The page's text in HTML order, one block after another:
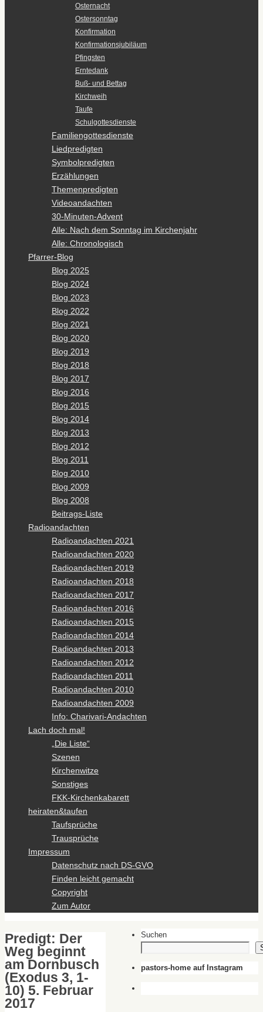
Osternacht
Ostersonntag
Konfirmation
Konfirmationsjubiläum
Pfingsten
Erntedank
Buß- und Bettag
Kirchweih
Taufe
Schulgottesdienste
Familiengottesdienste
Liedpredigten
Symbolpredigten
Erzählungen
Themenpredigten
Videoandachten
30-Minuten-Advent
Alle: Nach dem Sonntag im Kirchenjahr
Alle: Chronologisch
Pfarrer-Blog
Blog 2025
Blog 2024
Blog 2023
Blog 2022
Blog 2021
Blog 2020
Blog 2019
Blog 2018
Blog 2017
Blog 2016
Blog 2015
Blog 2014
Blog 2013
Blog 2012
Blog 2011
Blog 2010
Blog 2009
Blog 2008
Beitrags-Liste
Radioandachten
Radioandachten 2021
Radioandachten 2020
Radioandachten 2019
Radioandachten 2018
Radioandachten 2017
Radioandachten 2016
Radioandachten 2015
Radioandachten 2014
Radioandachten 2013
Radioandachten 2012
Radioandachten 2011
Radioandachten 2010
Radioandachten 2009
Info: Charivari-Andachten
Lach doch mal!
„Die Liste“
Szenen
Kirchenwitze
Sonstiges
FKK-Kirchenkabarett
heiraten&taufen
Taufsprüche
Trausprüche
Impressum
Datenschutz nach DS-GVO
Finden leicht gemacht
Copyright
Zum Autor
Predigt: Der
Weg beginnt
am Dornbusch
(Exodus 3, 1-
10) 5. Februar
2017
Suchen
pastors-home auf Instagram